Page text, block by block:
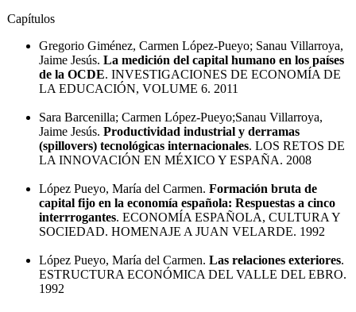
Capítulos
Gregorio Giménez, Carmen López-Pueyo; Sanau Villarroya,
Jaime Jesús. La medición del capital humano en los países
de la OCDE. INVESTIGACIONES DE ECONOMÍA DE
LA EDUCACIÓN, VOLUME 6. 2011
Sara Barcenilla; Carmen López-Pueyo;Sanau Villarroya,
Jaime Jesús. Productividad industrial y derramas
(spillovers) tecnológicas internacionales. LOS RETOS DE
LA INNOVACIÓN EN MÉXICO Y ESPAÑA. 2008
López Pueyo, María del Carmen. Formación bruta de
capital fijo en la economía española: Respuestas a cinco
interrrogantes. ECONOMÍA ESPAÑOLA, CULTURA Y
SOCIEDAD. HOMENAJE A JUAN VELARDE. 1992
López Pueyo, María del Carmen. Las relaciones exteriores.
ESTRUCTURA ECONÓMICA DEL VALLE DEL EBRO.
1992